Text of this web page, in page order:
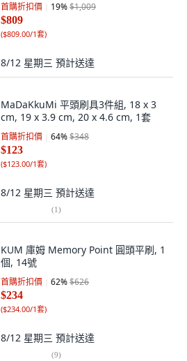
首購折扣價 19%$1,009
$809
($809.00/1套)
8/12 星期三 預計送達
MaDaKkuMi 平頭刷具3件組, 18 x 3
cm, 19 x 3.9 cm, 20 x 4.6 cm, 1套
首購折扣價 64%$348
$123
($123.00/1套)
8/12 星期三 預計送達
(1)
KUM 庫姆 Memory Point 圓頭平刷, 1
個, 14號
首購折扣價 62%$626
$234
($234.00/1套)
8/12 星期三 預計送達
(9)